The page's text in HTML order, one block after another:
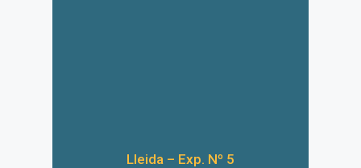
Lleida – Exp. Nº 5